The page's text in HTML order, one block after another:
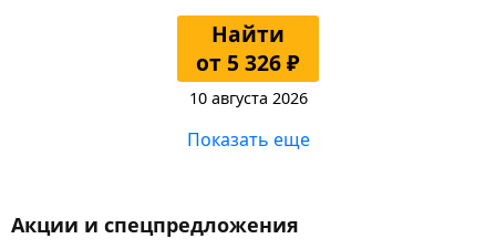
Найти
от 5 326 ₽
10 августа 2026
Показать еще
Акции и спецпредложения